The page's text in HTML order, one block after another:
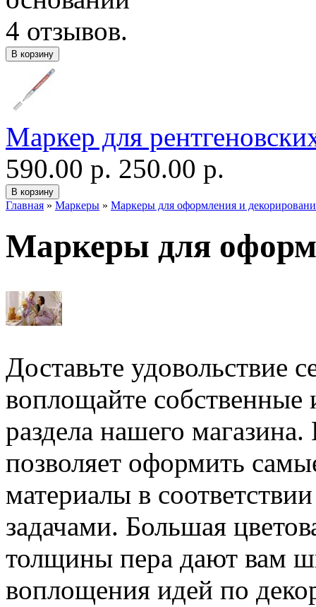
Маркер для
590.00 р. 250.00 р.
Главная » Маркеры » Маркеры для оформления и
Маркеры для
Доставьте удовольствие
воплощайте собственные
раздела нашего
позволяет оформить
материалы в
задачами. Большая
толщины пера дают вам
воплощения идей по